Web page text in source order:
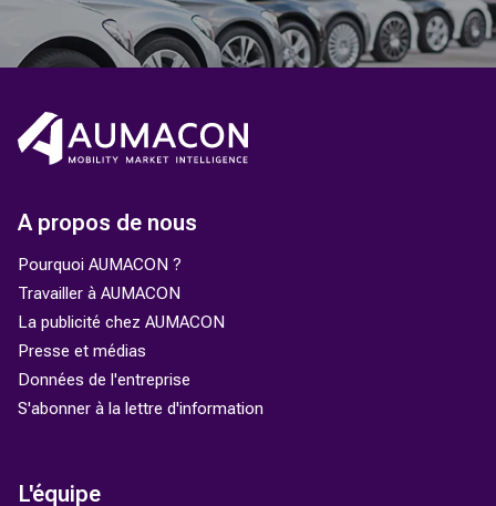
A propos de nous
Pourquoi AUMACON ?
Travailler à AUMACON
La publicité chez AUMACON
Presse et médias
Données de l'entreprise
S'abonner à la lettre d'information
L'équipe